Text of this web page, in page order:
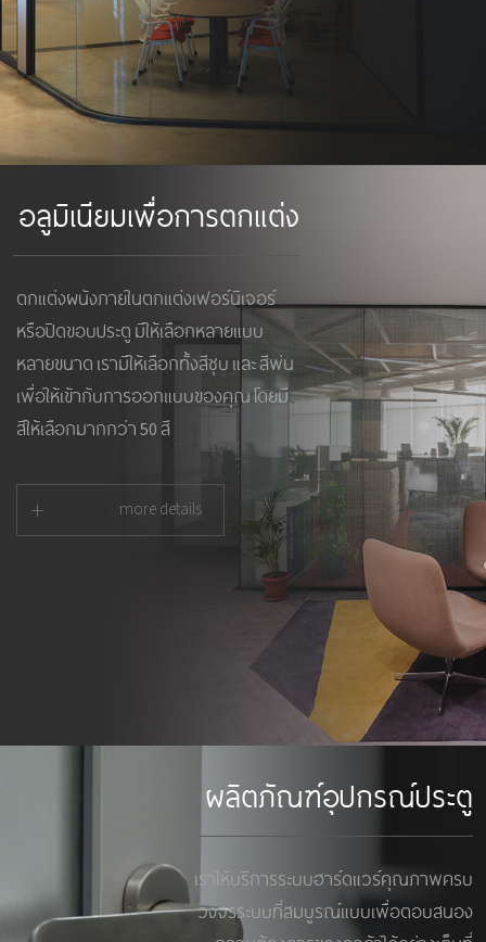
อลูมิเนียมเพื่อการตกแต่ง
ตกแต่งผนังภายในตกแต่งเฟอร์นิเจอร์
หรือปิดขอบประตู มีให้เลือกหลายแบบ
หลายขนาด เรามีให้เลือกทั้งสีชุบ และ สีพ่น
เพื่อให้เข้ากับการออกแบบของคุณ โดยมี
สีให้เลือกมากกว่า 50 สี
+ more details
ผลิตภัณฑ์อุปกรณ์ประตู
เราให้บริการระบบฮาร์ดแวร์คุณภาพครบ
วงจรระบบที่สมบูรณ์แบบเพื่อตอบสนอง